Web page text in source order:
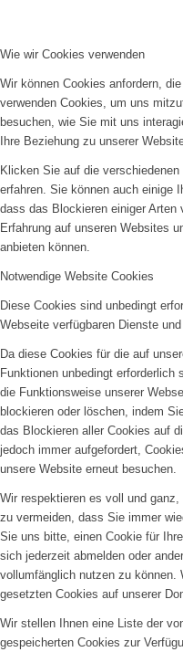
Wie wir Cookies verwenden
Wir können Cookies anfordern,
verwenden Cookies, um uns
besuchen, wie Sie mit uns
Ihre Beziehung zu unserer
Klicken Sie auf die
erfahren. Sie können auch einige
dass das Blockieren einiger Arten
Erfahrung auf unseren Websites
anbieten können.
Notwendige Website Cookies
Diese Cookies sind unbedingt
Webseite verfügbaren Dienste
Da diese Cookies für die auf
Funktionen unbedingt erforderlich
die Funktionsweise unserer
blockieren oder löschen, indem
das Blockieren aller Cookies auf
jedoch immer aufgefordert,
unsere Website erneut besuchen.
Wir respektieren es voll und
zu vermeiden, dass Sie immer
Sie uns bitte, einen Cookie für
sich jederzeit abmelden oder
vollumfänglich nutzen zu können.
gesetzten Cookies auf unserer
Wir stellen Ihnen eine Liste der
gespeicherten Cookies zur